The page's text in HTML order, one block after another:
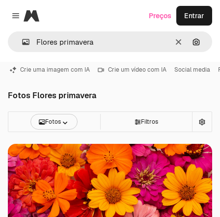
Close menu
Magnific
Limpar
Preços Entrar
Crie uma imagem com IA Crie um vídeo com IA Social media
Fotos Flores primavera
Fotos Filtros